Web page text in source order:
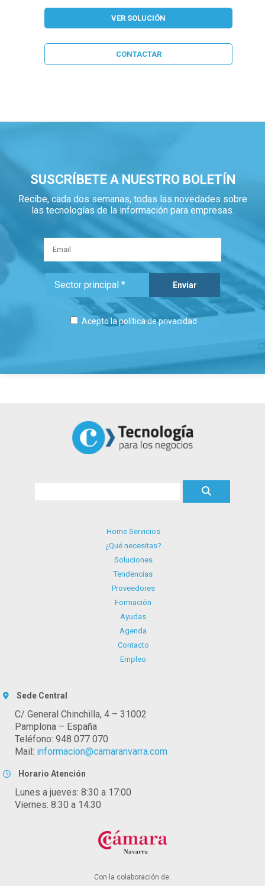
VER SOLUCIÓN
CONTACTAR
SUSCRÍBETE A NUESTRO BOLETÍN
Recibe, cada dos semanas, todas las novedades sobre
las tecnologías de la información para empresas.
Acepto lapolítica de privacidad
Home Servicios
¿Qué necesitas?
Soluciones
Tendencias
Proveedores
Formación
Ayudas
Agenda
Contacto
Empleo
Sede Central
C/ General Chinchilla, 4 – 31002
Pamplona – España
Teléfono: 948 077 070
Mail: informacion@camaranvarra.com
Horario Atención
Lunes a jueves: 8:30 a 17:00
Viernes: 8:30 a 14:30
Con la colaboración de: